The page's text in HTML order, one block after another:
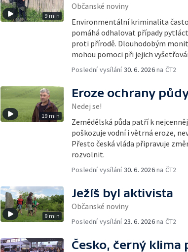
9 min
Občanské noviny
Environmentální kriminalita
pomáhá odhalovat případy
proti přírodě. Dlouhodobým
mohou pomoci při jejich
Poslední vysílání30. 6. 2026na ČT2
19 min
Eroze ochrany
Nedej se!
Zemědělská půda patří k
poškozuje vodní i větrná eroze,
Přesto česká vláda připravuje
rozvolnit.
Poslední vysílání30. 6. 2026na ČT2
9 min
Ježíš byl aktivista
Občanské noviny
Poslední vysílání 23. 6. 2026na ČT2
Česko, černý klima